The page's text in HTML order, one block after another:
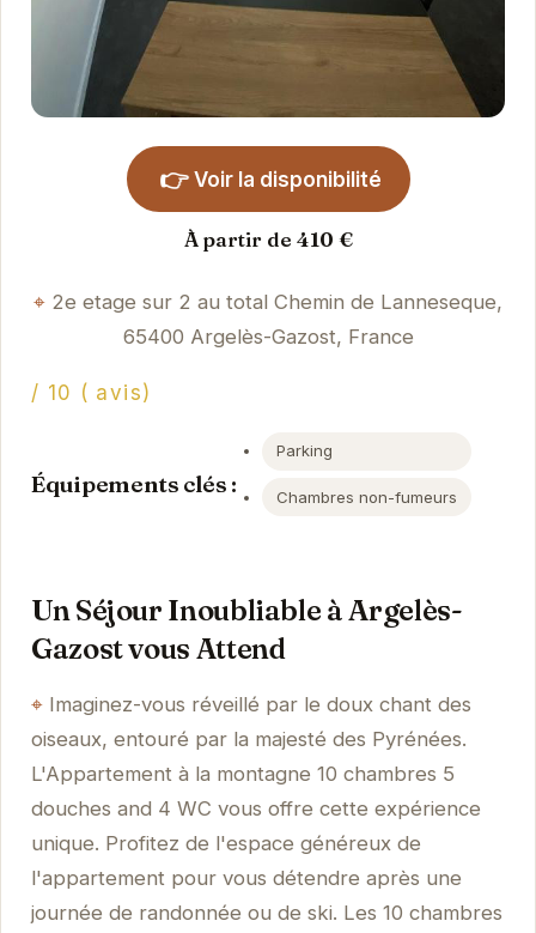
👉 Voir la disponibilité
À partir de 410 €
2e etage sur 2 au total Chemin de Lanneseque,
65400 Argelès-Gazost, France
/ 10 ( avis)
Équipements clés :
Parking
Chambres non-fumeurs
Un Séjour Inoubliable à Argelès-
Gazost vous Attend
Imaginez-vous réveillé par le doux chant des
oiseaux, entouré par la majesté des Pyrénées.
L'Appartement à la montagne 10 chambres 5
douches and 4 WC vous offre cette expérience
unique. Profitez de l'espace généreux de
l'appartement pour vous détendre après une
journée de randonnée ou de ski. Les 10 chambres